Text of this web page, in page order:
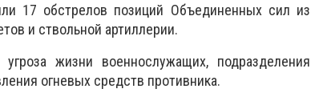
17 обстрелов позиций Объединенных сил из
и ствольной артиллерии.
жизни военнослужащих, подразделения
огневых средств противника.